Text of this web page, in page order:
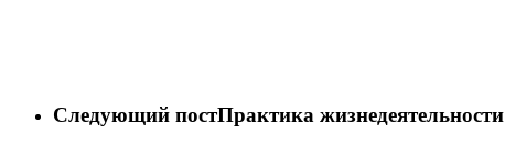
Следующий постПрактика жизнедеятельности